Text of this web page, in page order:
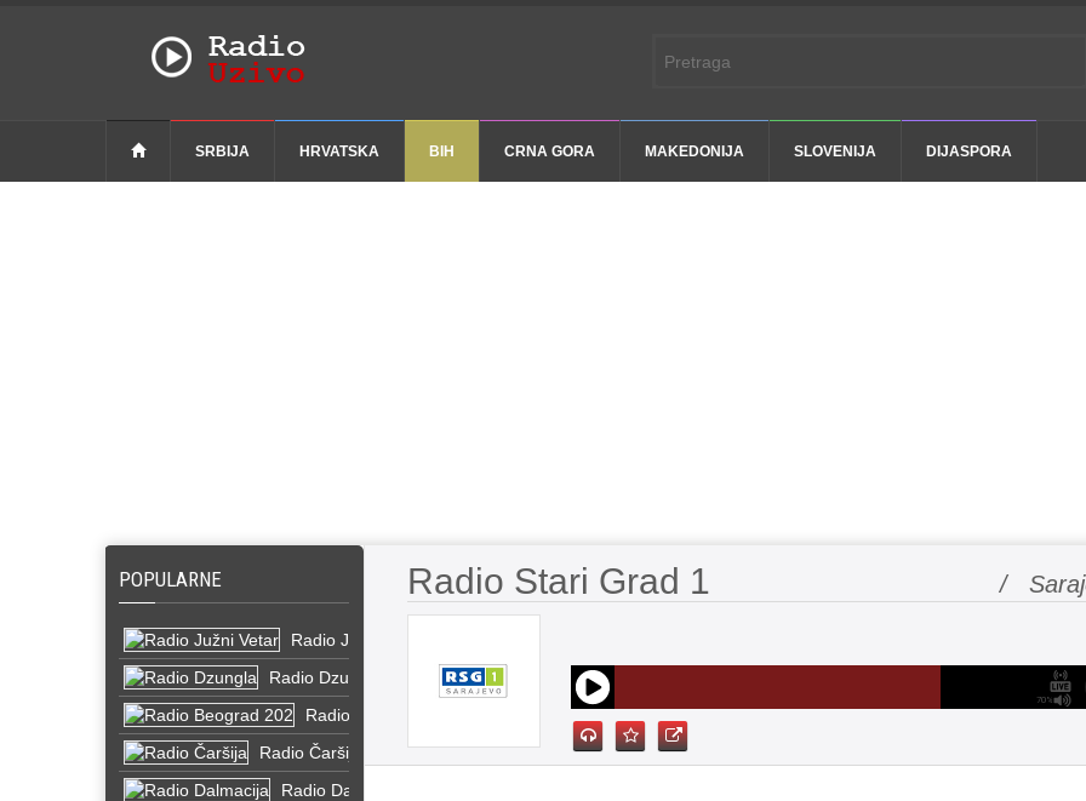
SRBIJA HRVATSKA BIH CRNA GORA MAKEDONIJA SLOVENIJA DIJASPORA
POPULARNE
Radio Južni Vetar
Radio Dzungla
Radio Beograd 202
Radio Čaršija
Radio Dalmacija
Radio Stari Grad 1 /
70%